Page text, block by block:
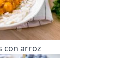
con arroz